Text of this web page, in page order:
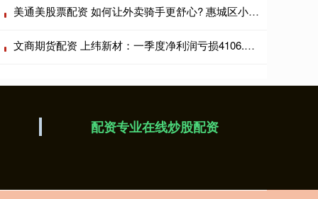
美通美股票配资 如何让外卖骑手更舒心? 惠城区小金口街道给出答案
文商期货配资 上纬新材：一季度净利润亏损4106.86万元 同比转亏
配资专业在线炒股配资